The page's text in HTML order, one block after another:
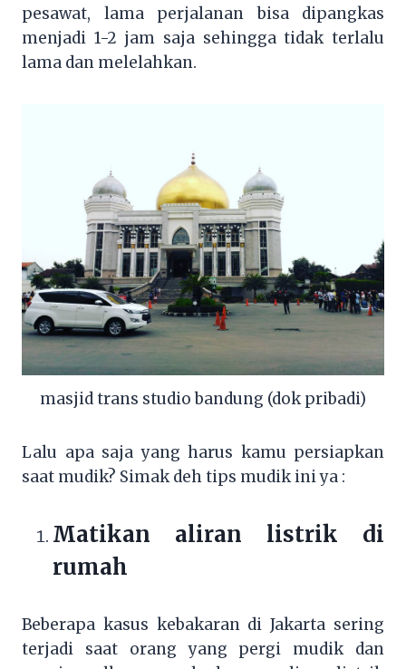
pesawat, lama perjalanan bisa dipangkas
menjadi 1-2 jam saja sehingga tidak terlalu
lama dan melelahkan.
masjid trans studio bandung (dok pribadi)
Lalu apa saja yang harus kamu persiapkan
saat mudik? Simak deh tips mudik ini ya :
Matikan aliran listrik di
rumah
Beberapa kasus kebakaran di Jakarta sering
terjadi saat orang yang pergi mudik dan